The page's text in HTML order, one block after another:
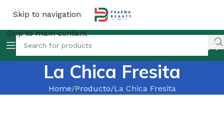
Skip to navigation
Skip to main content
La Chica Fresita
Home Producto La Chica Fresita